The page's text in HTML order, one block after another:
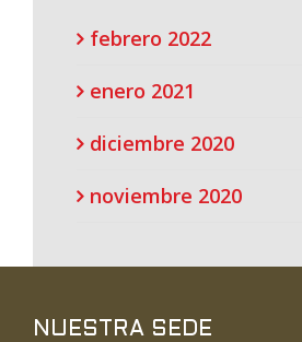
febrero 2022
enero 2021
diciembre 2020
noviembre 2020
NUESTRA SEDE